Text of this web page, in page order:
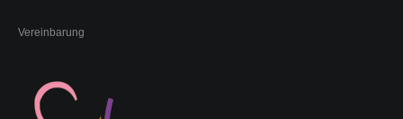
Vereinbarung